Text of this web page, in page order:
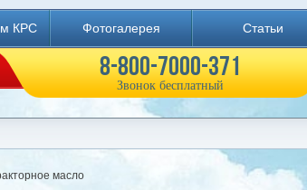
КРС Фотогалерея Статьи
8-800-7000-371
Звонок бесплатный
масло